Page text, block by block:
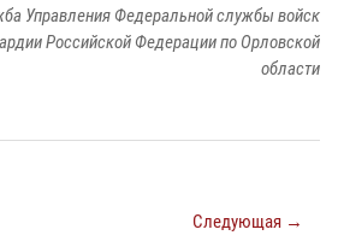
Управления Федеральной службы войск
Российской Федерации по Орловской
области
Следующая →